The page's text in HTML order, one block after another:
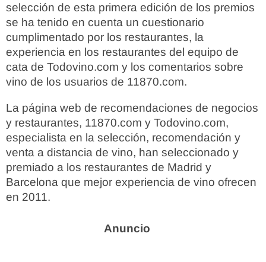
selección de esta primera edición de los premios
se ha tenido en cuenta un cuestionario
cumplimentado por los restaurantes, la
experiencia en los restaurantes del equipo de
cata de Todovino.com y los comentarios sobre
vino de los usuarios de 11870.com.
La página web de recomendaciones de negocios
y restaurantes, 11870.com y Todovino.com,
especialista en la selección, recomendación y
venta a distancia de vino, han seleccionado y
premiado a los restaurantes de Madrid y
Barcelona que mejor experiencia de vino ofrecen
en 2011.